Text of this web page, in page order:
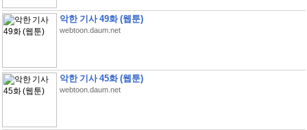
악한 기사 49화 (웹툰)
webtoon.daum.net
악한 기사 45화 (웹툰)
webtoon.daum.net